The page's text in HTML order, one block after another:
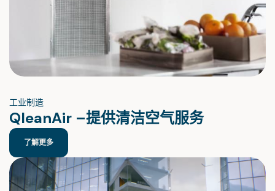
工业制造
QleanAir –提供清洁空气服务
了解更多